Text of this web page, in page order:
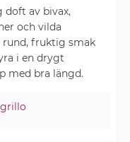
av bivax,
och vilda
fruktig smak
i en drygt
med bra längd.
grillo